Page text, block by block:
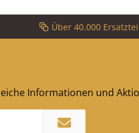
Über 40.000
Informationen und